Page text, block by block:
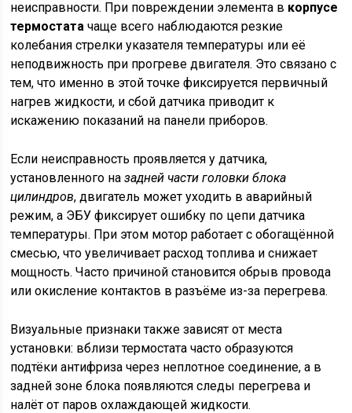
неисправности. При повреждении элемента в корпусе
термостата чаще всего наблюдаются резкие
колебания стрелки указателя температуры или её
неподвижность при прогреве двигателя. Это связано с
тем, что именно в этой точке фиксируется первичный
нагрев жидкости, и сбой датчика приводит к
искажению показаний на панели приборов.
Если неисправность проявляется у датчика,
установленного назадней части головки блока
цилиндров, двигатель может уходить в аварийный
режим, а ЭБУ фиксирует ошибку по цепи датчика
температуры. При этом мотор работает с обогащённой
смесью, что увеличивает расход топлива и снижает
мощность. Часто причиной становится обрыв провода
или окисление контактов в разъёме из-за перегрева.
Визуальные признаки также зависят от места
установки: вблизи термостата часто образуются
подтёки антифриза через неплотное соединение, а в
задней зоне блока появляются следы перегрева и
налёт от паров охлаждающей жидкости.